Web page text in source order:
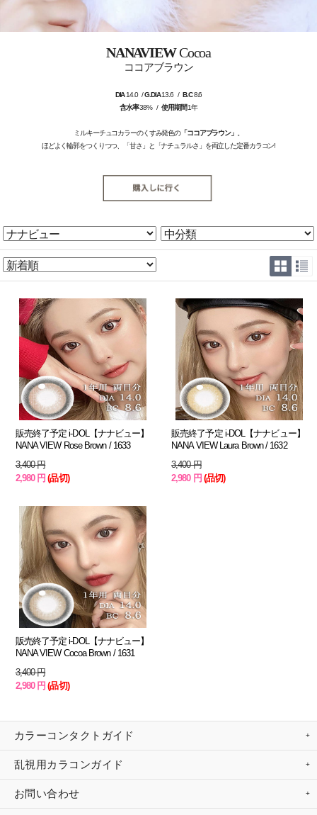
NANAVIEWCocoa
ココアブラウン
DIA14.0 /G.DIA13.6 /B.C8.6
含水率38% /使用期間1年
ミルキーチュコカラーのくすみ発色の「ココアブラウン」
ほどよく輪郭をつくりつつ、「甘さ」と「ナチュラルさ」を両立した定番カラコン!
販売終了予定 i-DOL【ナナビュー】
NANA VIEW Rose Brown / 1633
3,400 円
2,980 円(品切)
販売終了予定 i-DOL【ナナビュー】
NANA VIEW Laura Brown / 1632
3,400 円
2,980 円 (品切)
販売終了予定 i-DOL【ナナビュー】
NANA VIEW Cocoa Brown / 1631
3,400 円
2,980 円(品切)
カラーコンタクトガイド
乱視用カラコンガイド
お問い合わせ